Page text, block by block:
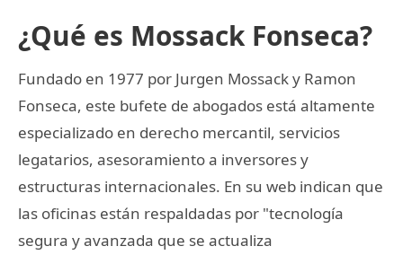
¿Qué es Mossack Fonseca?
Fundado en 1977 por Jurgen Mossack y Ramon
Fonseca, este bufete de abogados está altamente
especializado en derecho mercantil, servicios
legatarios, asesoramiento a inversores y
estructuras internacionales. En su web indican que
las oficinas están respaldadas por "tecnología
segura y avanzada que se actualiza